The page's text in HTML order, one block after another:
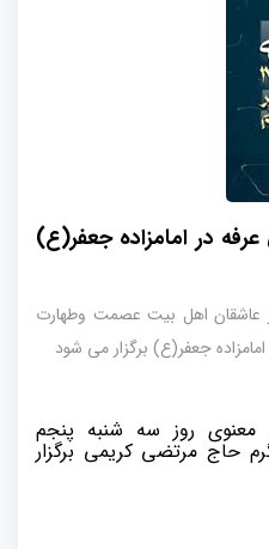
در امامزاده جعفر(ع)
عاشقان اهل بیت عصمت وطهارت
جعفر(ع) برگزار می شود
معنوی روز سه شنبه پنجم
17 با نوای گرم حاج مرتضی کریمی برگزار